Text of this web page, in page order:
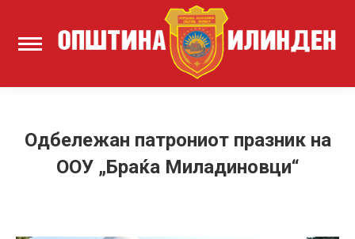
Одбележан патрониот празник на
ООУ „Браќа Миладиновци“